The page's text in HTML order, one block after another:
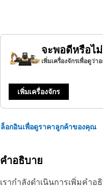
จะพอดีหรือไม่
เพิ่มเครื่องจักรเพื่อดูว่
เพิ่มเครื่องจักร
ล็อกอินเพื่อดูราคาลูกค้าของคุณ
คำอธิบาย
เรากำลังดำเนินการเพิ่มคำ